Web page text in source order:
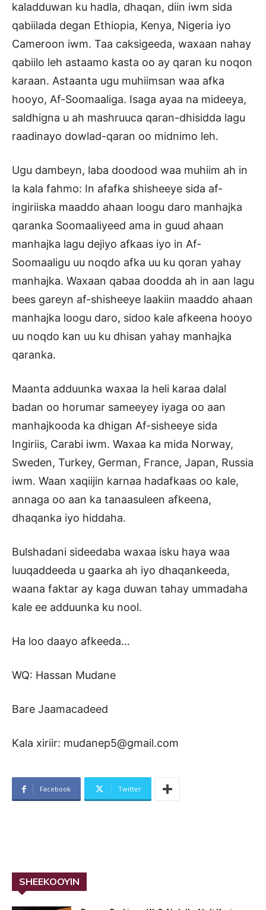
kaladduwan ku hadla, dhaqan, diin iwm sida
qabiilada degan Ethiopia, Kenya, Nigeria iyo
Cameroon iwm. Taa caksigeeda, waxaan nahay
qabiilo leh astaamo kasta oo ay qaran ku noqon
karaan. Astaanta ugu muhiimsan waa afka
hooyo, Af-Soomaaliga. Isaga ayaa na mideeya,
saldhigna u ah mashruuca qaran-dhisidda lagu
raadinayo dowlad-qaran oo midnimo leh.
Ugu dambeyn, laba doodood waa muhiim ah in
la kala fahmo: In afafka shisheeye sida af-
ingiriiska maaddo ahaan loogu daro manhajka
qaranka Soomaaliyeed ama in guud ahaan
manhajka lagu dejiyo afkaas iyo in Af-
Soomaaligu uu noqdo afka uu ku qoran yahay
manhajka. Waxaan qabaa doodda ah in aan lagu
bees gareyn af-shisheeye laakiin maaddo ahaan
manhajka loogu daro, sidoo kale afkeena hooyo
uu noqdo kan uu ku dhisan yahay manhajka
qaranka.
Maanta adduunka waxaa la heli karaa dalal
badan oo horumar sameeyey iyaga oo aan
manhajkooda ka dhigan Af-sisheeye sida
Ingiriis, Carabi iwm. Waxaa ka mida Norway,
Sweden, Turkey, German, France, Japan, Russia
iwm. Waan xaqiijin karnaa hadafkaas oo kale,
annaga oo aan ka tanaasuleen afkeena,
dhaqanka iyo hiddaha.
Bulshadani sideedaba waxaa isku haya waa
luuqaddeeda u gaarka ah iyo dhaqankeeda,
waana faktar ay kaga duwan tahay ummadaha
kale ee adduunka ku nool.
Ha loo daayo afkeeda…
WQ: Hassan Mudane
Bare Jaamacadeed
Kala xiriir: mudanep5@gmail.com
Facebook Twitter
SHEEKOOYIN